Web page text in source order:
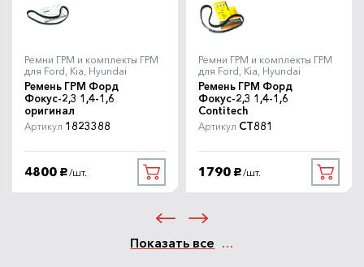
Ремни ГРМ и комплекты ГРМ
для Ford, Kia, Hyundai
Ремень ГРМ Форд
Фокус-2,3 1,4-1,6
оригинал
Артикул 1823388
4800 руб. /шт.
Ремни ГРМ и комплекты ГРМ
для Ford, Kia, Hyundai
Ремень ГРМ Форд
Фокус-2,3 1,4-1,6
Contitech
Артикул CT881
1790 руб. /шт.
Показать все